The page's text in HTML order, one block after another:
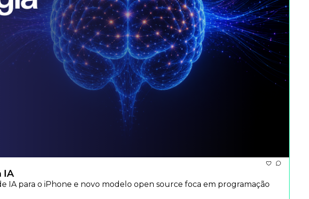
IA
para o iPhone e novo modelo open source foca em programação